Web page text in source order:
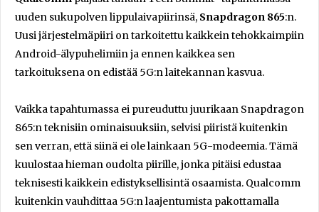
uuden sukupolven lippulaivapiirinsä, Snapdragon 865:n.
Uusi järjestelmäpiiri on tarkoitettu kaikkein tehokkaimpiin
Android-älypuhelimiin ja ennen kaikkea sen
tarkoituksena on edistää 5G:n laitekannan kasvua.
Vaikka tapahtumassa ei pureuduttu juurikaan Snapdragon
865:n teknisiin ominaisuuksiin, selvisi piiristä kuitenkin
sen verran, että siinä ei ole lainkaan 5G-modeemia. Tämä
kuulostaa hieman oudolta piirille, jonka pitäisi edustaa
teknisesti kaikkein edistyksellisintä osaamista. Qualcomm
kuitenkin vauhdittaa 5G:n laajentumista pakottamalla